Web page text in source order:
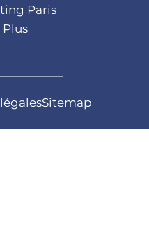
Paris
Plus
Sitemap